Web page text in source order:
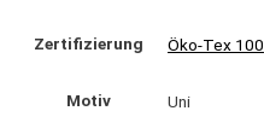
Zertifizierung Öko-Tex 100
Motiv Uni